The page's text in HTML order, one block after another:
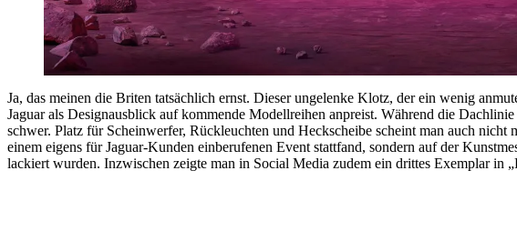
Ja, das meinen die Briten tatsächlich ernst. Dieser ungelenke Klotz, der ein wenig
Jaguar als Designausblick auf kommende Modellreihen anpreist. Während die
schwer. Platz für Scheinwerfer, Rückleuchten und Heckscheibe scheint man auch
einem eigens für Jaguar-Kunden einberufenen Event stattfand, sondern auf der
lackiert wurden. Inzwischen zeigte man in Social Media zudem ein drittes Exemplar in